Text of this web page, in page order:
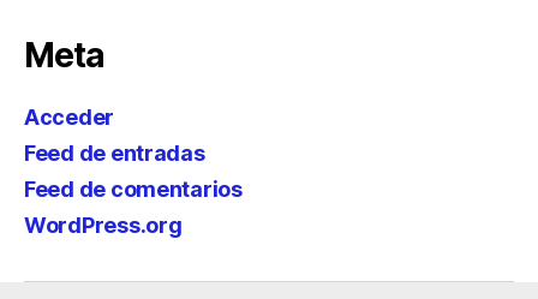
Meta
Acceder
Feed de entradas
Feed de comentarios
WordPress.org